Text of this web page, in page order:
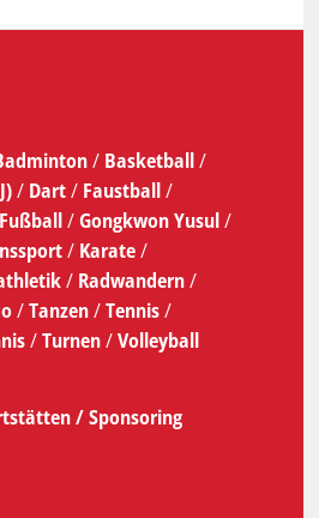
/ Basketball/
/ Dart/ Faustball/
Fußball/Gongkwon Yusul/
/ Karate/
/ Radwandern/
/Tanzen/Tennis/
/Turnen/Volleyball
/Sponsoring